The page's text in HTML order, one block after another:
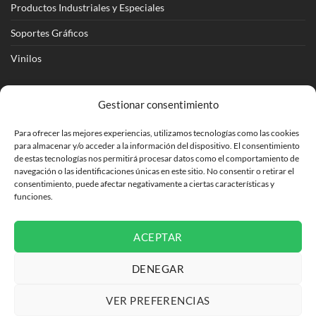
Gestionar consentimiento
Para ofrecer las mejores experiencias, utilizamos tecnologías como las cookies
para almacenar y/o acceder a la información del dispositivo. El consentimiento
de estas tecnologías nos permitirá procesar datos como el comportamiento de
navegación o las identificaciones únicas en este sitio. No consentir o retirar el
consentimiento, puede afectar negativamente a ciertas características y
funciones.
ACEPTAR
DENEGAR
VER PREFERENCIAS
Productos Industriales y Especiales
Soportes Gráficos
Vinilos
Ir a Cotizar Servicios
Román Spech 3213, Quinta Normal, Región Metropolitana
Janequeo 1770, Concepción, Región Bío Bío
Contactar por correo